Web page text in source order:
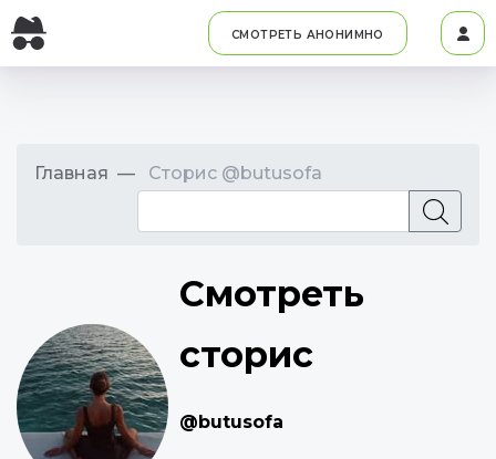
СМОТРЕТЬ АНОНИМНО
Главная Сторис @butusofa
Смотреть
сторис
@butusofa